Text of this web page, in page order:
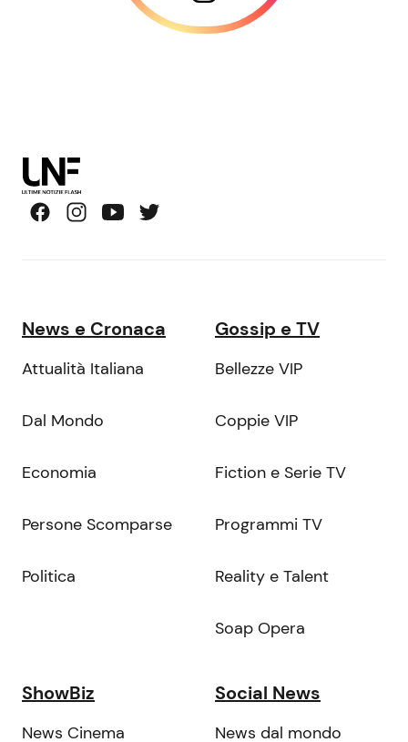
News e Cronaca
Attualità Italiana
Dal Mondo
Economia
Persone Scomparse
Politica
Gossip e TV
Bellezze VIP
Coppie VIP
Fiction e Serie TV
Programmi TV
Reality e Talent
Soap Opera
ShowBiz
News Cinema
Social News
News dal mondo